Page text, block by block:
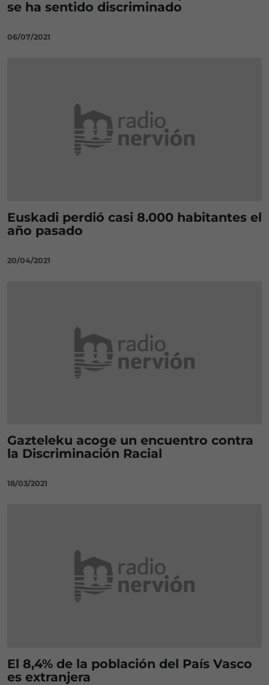
se ha sentido discriminado
06/07/2021
Euskadi perdió casi 8.000 habitantes el
año pasado
20/04/2021
Gazteleku acoge un encuentro contra
la Discriminación Racial
18/03/2021
El 8,4% de la población del País Vasco
es extranjera